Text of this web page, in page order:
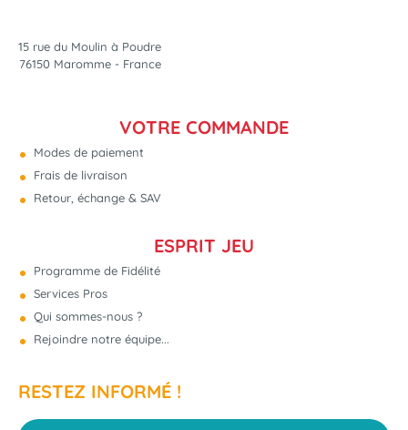
15 rue du Moulin à Poudre
76150 Maromme - France
VOTRE COMMANDE
Modes de paiement
Frais de livraison
Retour, échange & SAV
ESPRIT JEU
Programme de Fidélité
Services Pros
Qui sommes-nous ?
Rejoindre notre équipe...
RESTEZ INFORMÉ !